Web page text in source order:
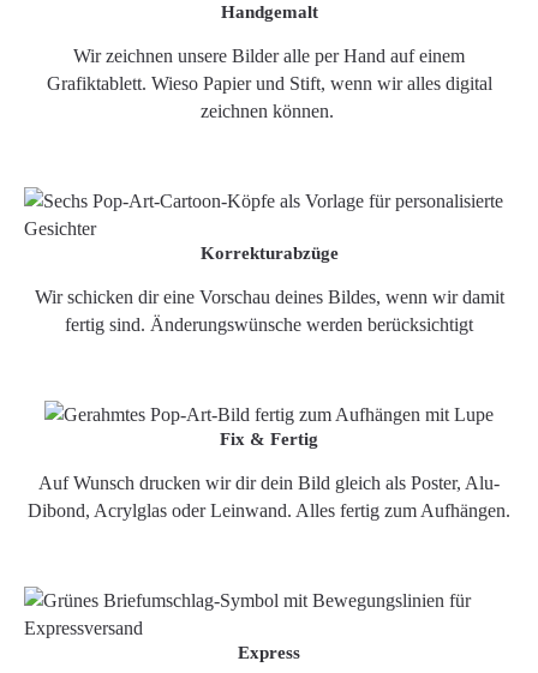
Handgemalt
Wir zeichnen unsere Bilder alle per Hand auf einem
Grafiktablett. Wieso Papier und Stift, wenn wir alles digital
zeichnen können.
Korrekturabzüge
Wir schicken dir eine Vorschau deines Bildes, wenn wir damit
fertig sind. Änderungswünsche werden berücksichtigt
Fix & Fertig
Auf Wunsch drucken wir dir dein Bild gleich als Poster, Alu-
Dibond, Acrylglas oder Leinwand. Alles fertig zum Aufhängen.
Express